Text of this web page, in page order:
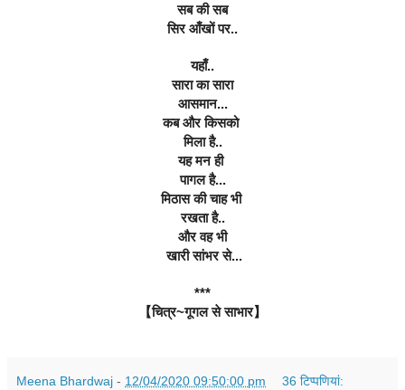
सब की सब
सिर आँखों पर..
यहाँ..
सारा का सारा
आसमान...
कब और किसको
मिला है..
यह मन ही
पागल है...
मिठास की चाह भी
रखता है..
और वह भी
खारी सांभर से...
***
【चित्र~गूगल से साभार】
Meena Bhardwaj - 12/04/2020 09:50:00 pm 36 टिप्‍पणियां: